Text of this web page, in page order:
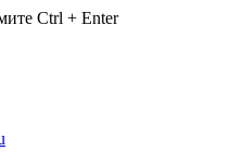
Ctrl + Enter